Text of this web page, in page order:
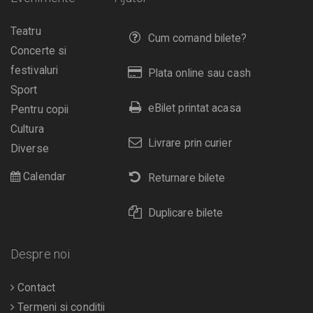
Cum comand bilete?
Plata online sau cash
eBilet printat acasa
Livrare prin curier
Returnare bilete
Duplicare bilete
Teatru
Concerte si
festivaluri
Sport
Pentru copii
Cultura
Diverse
Calendar
Despre noi
Contact
Termeni si conditii